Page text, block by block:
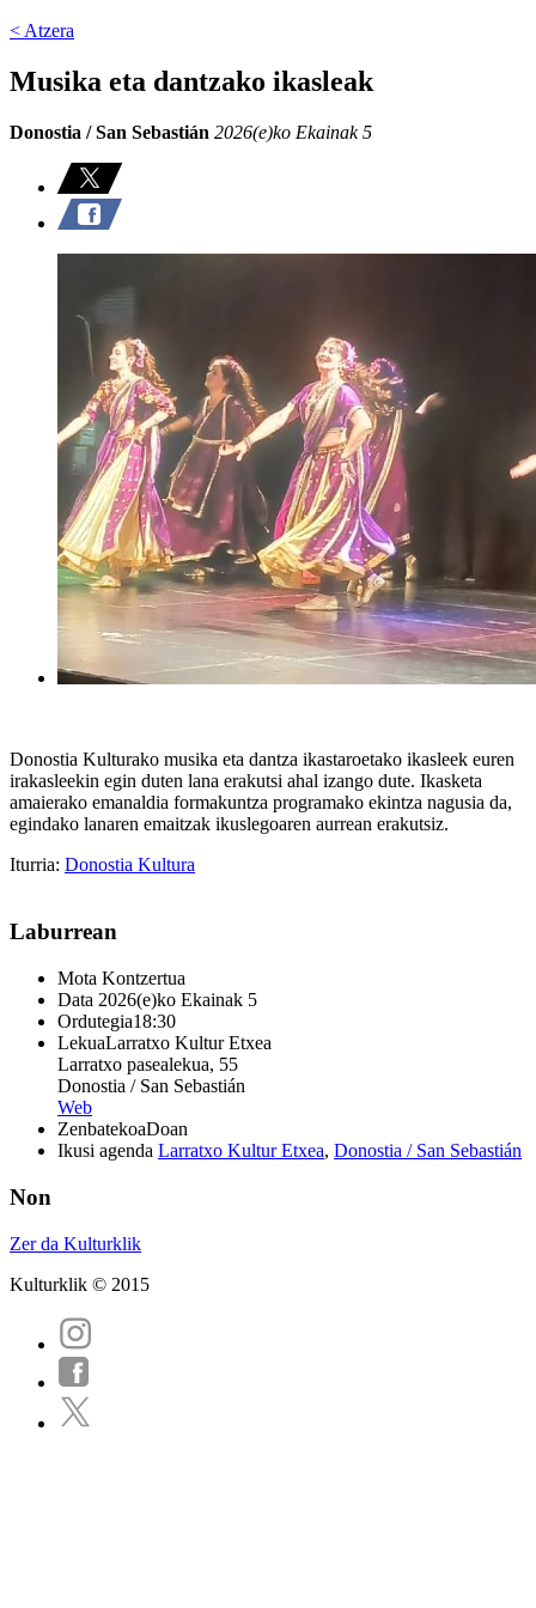
< Atzera
Musika eta dantzako ikasleak
Donostia / San Sebastián 2026(e)ko Ekainak 5
Donostia Kulturako musika eta dantza ikastaroetako ikasleek euren
irakasleekin egin duten lana erakutsi ahal izango dute. Ikasketa
amaierako emanaldia formakuntza programako ekintza nagusia da,
egindako lanaren emaitzak ikuslegoaren aurrean erakutsiz.
Iturria: Donostia Kultura
Laburrean
Mota Kontzertua
Data 2026(e)ko Ekainak 5
Ordutegia18:30
LekuaLarratxo Kultur Etxea
Larratxo pasealekua, 55
Donostia / San Sebastián
Web
ZenbatekoaDoan
Ikusi agenda Larratxo Kultur Etxea, Donostia / San Sebastián
Non
Zer da Kulturklik
Kulturklik © 2015